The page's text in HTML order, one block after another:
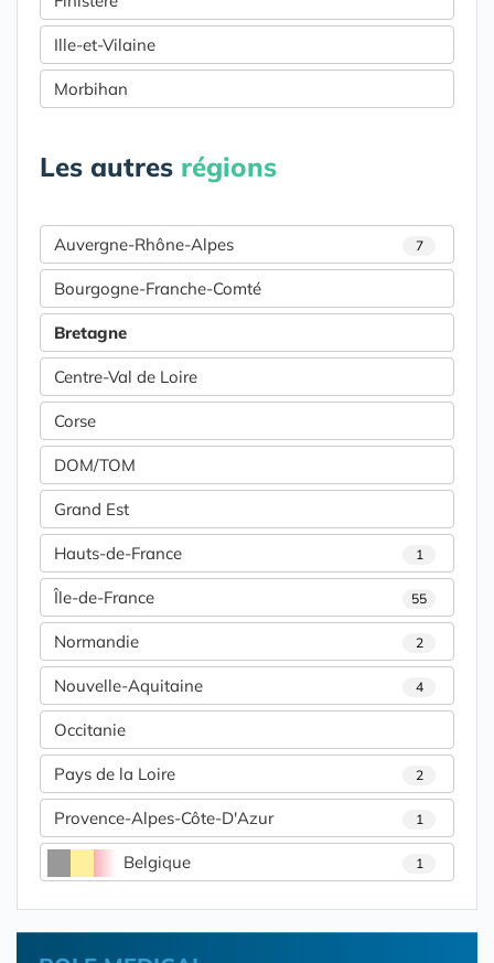
Ille-et-Vilaine
Morbihan
Les autres régions
Auvergne-Rhône-Alpes 7
Bourgogne-Franche-Comté
Bretagne
Centre-Val de Loire
Corse
DOM/TOM
Grand Est
Hauts-de-France 1
Île-de-France 55
Normandie 2
Nouvelle-Aquitaine 4
Occitanie
Pays de la Loire 2
Provence-Alpes-Côte-D'Azur 1
Belgique 1